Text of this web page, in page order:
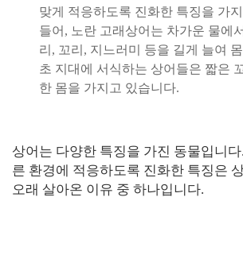
맞게 적응하도록 진화한 특징을 가
들어, 노란 고래상어는 차가운 물에
리, 꼬리, 지느러미 등을 길게 늘여
초 지대에 서식하는 상어들은 짧은
한 몸을 가지고 있습니다.
상어는 다양한 특징을 가진 동물입니
른 환경에 적응하도록 진화한 특징은
오래 살아온 이유 중 하나입니다.